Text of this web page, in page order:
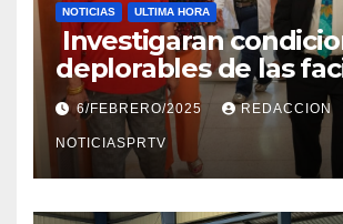
NOTICIAS ULTIMA HORA
Investigaran
deplorables de las
el Departamento de la
en Mayagüez
6/FEBRERO/2025 REDACCION
NOTICIASPRTV